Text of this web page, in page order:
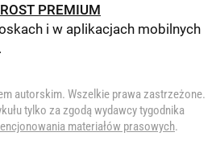
PREMIUM
i w aplikacjach mobilnych
autorskim. Wszelkie prawa zastrzeżone.
tylko za zgodą wydawcy tygodnika
materiałów prasowych.